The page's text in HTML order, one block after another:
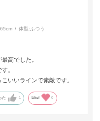
体型: ふつう
高でした。
。
いいラインで素敵です。
た 1 Like! 0